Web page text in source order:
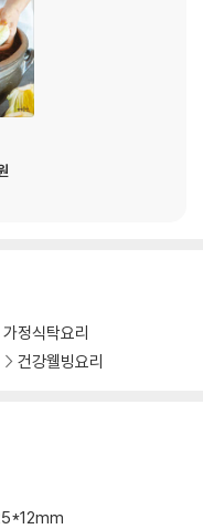
가정식탁요리
건강웰빙요리